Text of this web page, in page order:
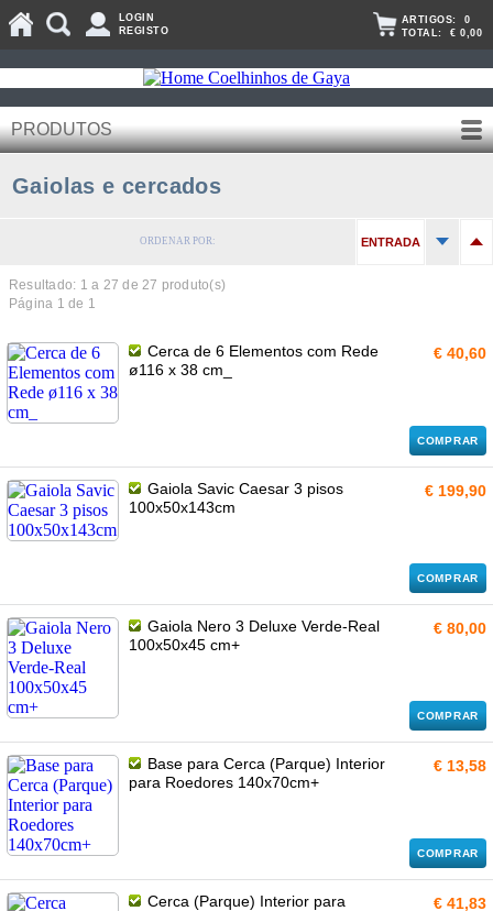
LOGIN
REGISTO
ARTIGOS: 0
TOTAL: € 0,00
PRODUTOS
Gaiolas e cercados
ORDENAR POR: ENTRADA
Resultado: 1 a 27 de 27 produto(s)
Página 1 de 1
Cerca de 6 Elementos com Rede
ø116 x 38 cm_
€ 40,60
COMPRAR
Gaiola Savic Caesar 3 pisos
100x50x143cm
€ 199,90
COMPRAR
Gaiola Nero 3 Deluxe Verde-Real
100x50x45 cm+
€ 80,00
COMPRAR
Base para Cerca (Parque) Interior
para Roedores 140x70cm+
€ 13,58
COMPRAR
Cerca (Parque) Interior para
€ 41,83